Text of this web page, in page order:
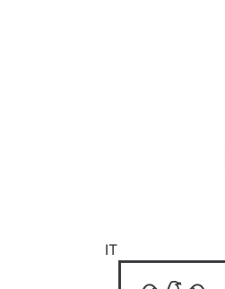
IT